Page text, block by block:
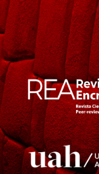
Navegación
principal
Contenido
principal
Barra
lateral